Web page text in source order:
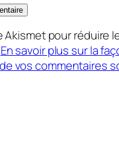
Akismet pour réduire
En savoir plus sur la
vos commentaires